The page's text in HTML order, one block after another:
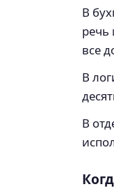
В
речь
все
В
В